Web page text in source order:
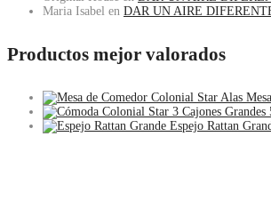
Maria Isabel en DAR UN AIRE
Productos mejor valorados
Espejo Rattan